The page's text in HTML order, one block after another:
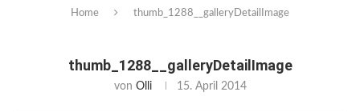
Home thumb_1288__galleryDetailImage
thumb_1288__galleryDetailImage
von Olli 15. April 2014